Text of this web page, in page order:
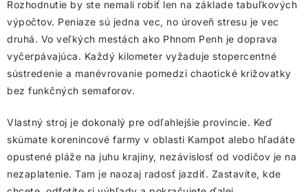
Rozhodnutie by ste nemali robiť len na základe tabuľkových
výpočtov. Peniaze sú jedna vec, no úroveň stresu je vec
druhá. Vo veľkých mestách ako Phnom Penh je doprava
vyčerpávajúca. Každý kilometer vyžaduje stopercentné
sústredenie a manévrovanie pomedzi chaotické križovatky
bez funkčných semaforov.
Vlastný stroj je dokonalý pre odľahlejšie provincie. Keď
skúmate korenincové farmy v oblasti Kampot alebo hľadáte
opustené pláže na juhu krajiny, nezávislosť od vodičov je na
nezaplatenie. Tam je naozaj radosť jazdiť. Zastavíte, kde